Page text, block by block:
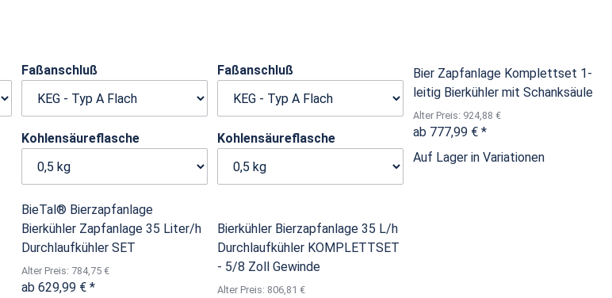
Faßanschluß
Kohlensäureflasche
BieTal® Bierzapfanlage
Bierkühler Zapfanlage 35 Liter/h
Durchlaufkühler SET
Alter Preis: 784,75 €
ab 629,99 € *
Faßanschluß
Kohlensäureflasche
Bierkühler Bierzapfanlage 35 L/h
Durchlaufkühler KOMPLETTSET
- 5/8 Zoll Gewinde
Alter Preis: 806,81 €
Bier Zapfanlage Komplettset 1-
leitig Bierkühler mit Schanksäule
Alter Preis: 924,88 €
ab 777,99 € *
Auf Lager in Variationen